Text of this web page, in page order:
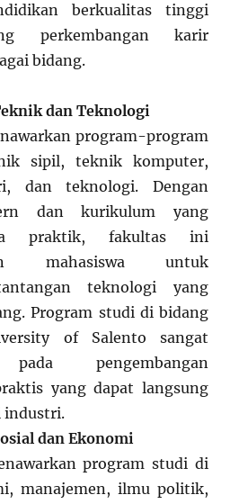
berkualitas tinggi
perkembangan karir
bidang.
dan Teknologi
program-program
sipil, teknik komputer,
dan teknologi. Dengan
dan kurikulum yang
praktik, fakultas ini
mahasiswa untuk
teknologi yang
Program studi di bidang
of Salento sangat
pada pengembangan
yang dapat langsung
industri.
dan Ekonomi
program studi di
manajemen, ilmu politik,